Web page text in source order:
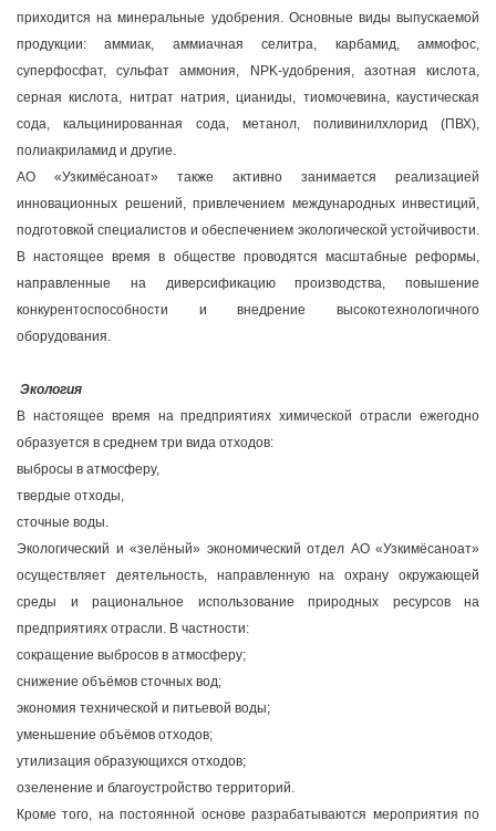
приходится на минеральные удобрения. Основные виды выпускаемой
продукции: аммиак, аммиачная селитра, карбамид, аммофос,
суперфосфат, сульфат аммония, NPK-удобрения, азотная кислота,
серная кислота, нитрат натрия, цианиды, тиомочевина, каустическая
сода, кальцинированная сода, метанол, поливинилхлорид (ПВХ),
полиакриламид и другие.
АО «Узкимёсаноат» также активно занимается реализацией
инновационных решений, привлечением международных инвестиций,
подготовкой специалистов и обеспечением экологической устойчивости.
В настоящее время в обществе проводятся масштабные реформы,
направленные на диверсификацию производства, повышение
конкурентоспособности и внедрение высокотехнологичного
оборудования.
Экология
В настоящее время на предприятиях химической отрасли ежегодно
образуется в среднем три вида отходов:
выбросы в атмосферу,
твердые отходы,
сточные воды.
Экологический и «зелёный» экономический отдел АО «Узкимёсаноат»
осуществляет деятельность, направленную на охрану окружающей
среды и рациональное использование природных ресурсов на
предприятиях отрасли. В частности:
сокращение выбросов в атмосферу;
снижение объёмов сточных вод;
экономия технической и питьевой воды;
уменьшение объёмов отходов;
утилизация образующихся отходов;
озеленение и благоустройство территорий.
Кроме того, на постоянной основе разрабатываются мероприятия по